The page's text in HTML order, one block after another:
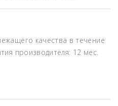
качества в течение
производителя: 12 мес.